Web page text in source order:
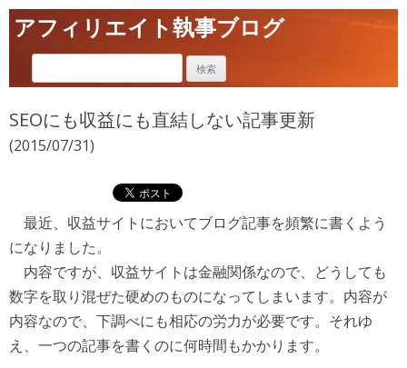
アフィリエイト執事ブログ
SEOにも収益にも直結しない記事更新
(2015/07/31)
最近、収益サイトにおいてブログ記事を頻繁に書くよう
になりました。
内容ですが、収益サイトは金融関係なので、どうしても
数字を取り混ぜた硬めのものになってしまいます。内容が
内容なので、下調べにも相応の労力が必要です。それゆ
え、一つの記事を書くのに何時間もかかります。